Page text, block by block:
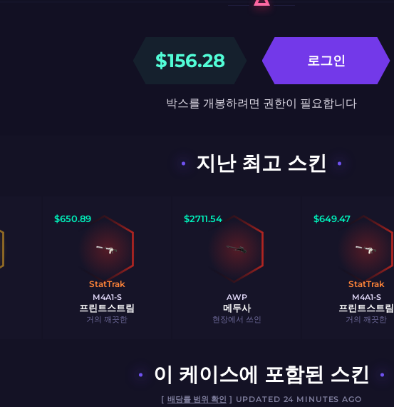
$156.28 로그인
박스를 개봉하려면 권한이 필요합니다
지난 최고 스킨
$650.89
StatTrak
M4A1-S
프린트스트림
거의 깨끗한
$2711.54
AWP
메두사
현장에서 쓰인
$649.47
StatTrak
M4A1-S
프린트스트림
거의 깨끗한
이 케이스에 포함된 스킨
[ 배당률 범위 확인 ] UPDATED 24 MINUTES AGO